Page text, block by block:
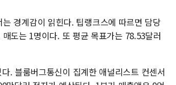
경계감이 읽힌다. 팁랭크스에 따르면 담당
도는 1명이다. 또 평균 목표가는 78.53달러
. 블룸버그통신이 집계한 애널리스트 컨센서